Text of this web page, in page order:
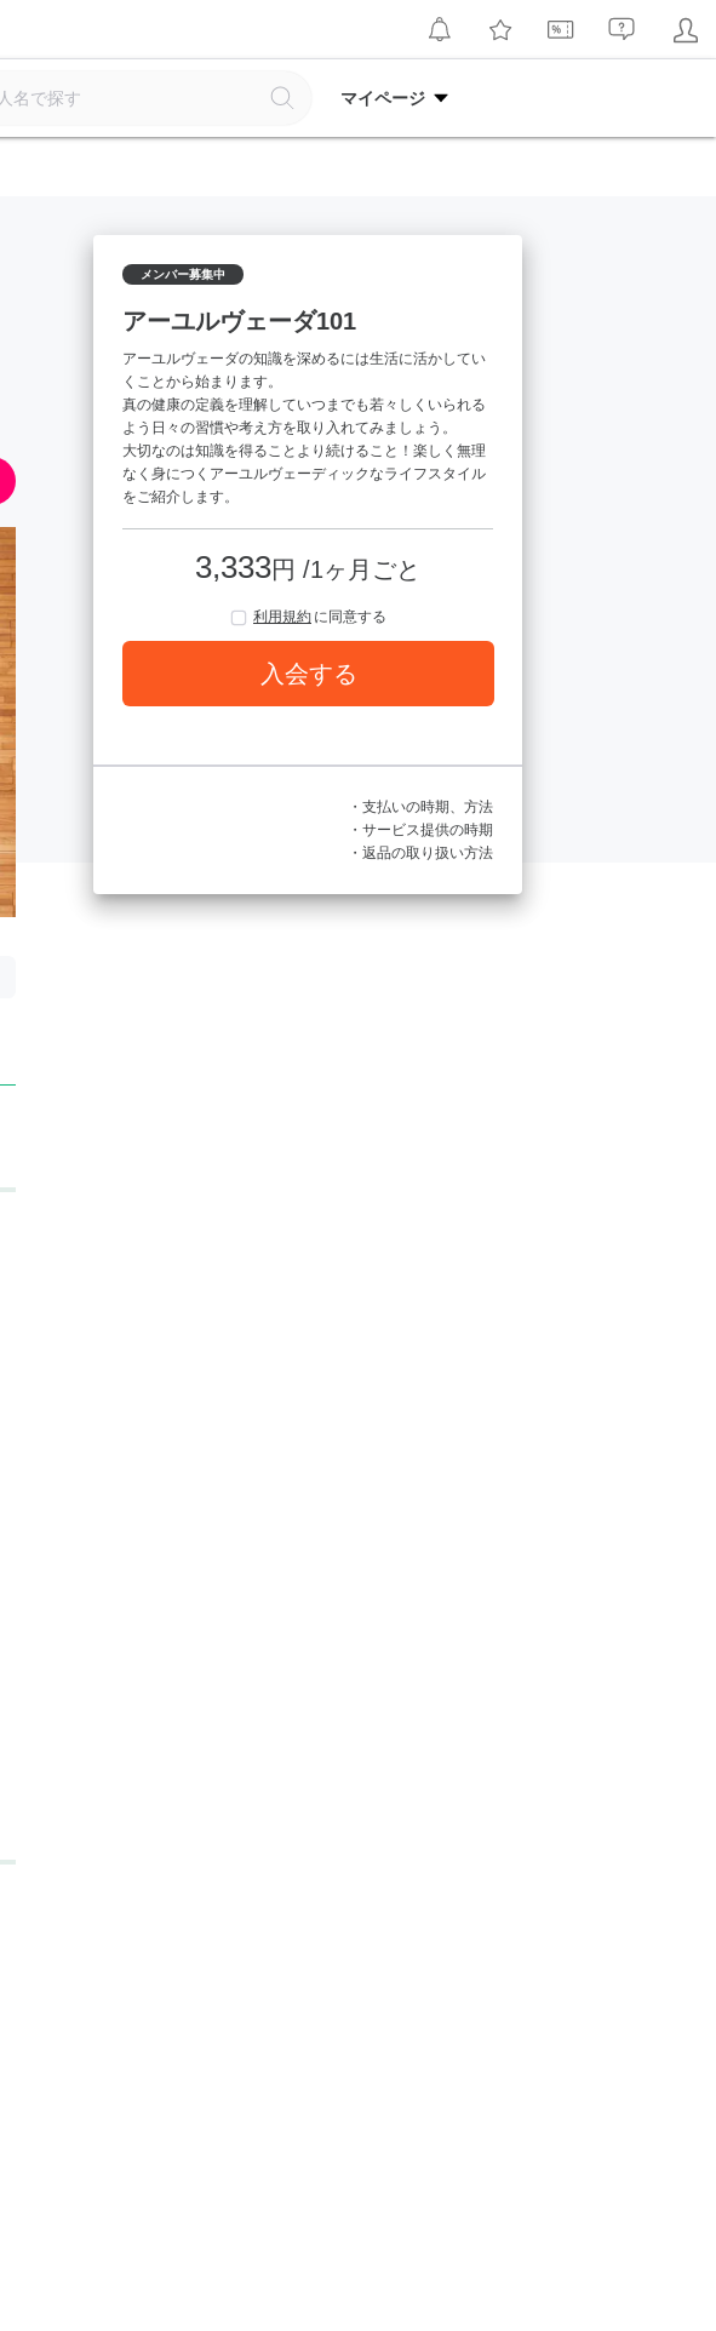
マイページ
メンバー募集中
アーユルヴェーダ101
アーユルヴェーダの知識を深めるには生活に活かしてい
くことから始まります。
真の健康の定義を理解していつまでも若々しくいられる
よう日々の習慣や考え方を取り入れてみましょう。
大切なのは知識を得ることより続けること！楽しく無理
なく身につくアーユルヴェーディックなライフスタイル
をご紹介します。
3,333円 /1ヶ月ごと
利用規約 に同意する
入会する
・支払いの時期、方法
・サービス提供の時期
・返品の取り扱い方法